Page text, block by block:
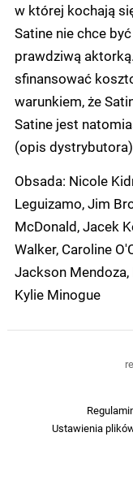
w której kochają
Satine nie chce
prawdziwą
sfinansować
warunkiem, że
Satine jest
(opis dystrybutora)
Obsada: Nicole
Leguizamo, Jim
McDonald, Jacek
Walker, Caroline
Jackson Mendoza,
Kylie Minogue
Ustawienia